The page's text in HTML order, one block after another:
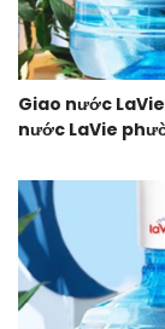
Giao nước
nước LaVie